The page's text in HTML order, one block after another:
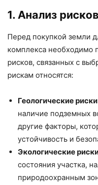
1. Анализ
Перед покупкой земли
комплекса необходимо
рисков, связанных с
рискам относятся:
Геологические
наличие подземных
другие факторы,
устойчивость и
Экологические
состояния участка,
природоохранным